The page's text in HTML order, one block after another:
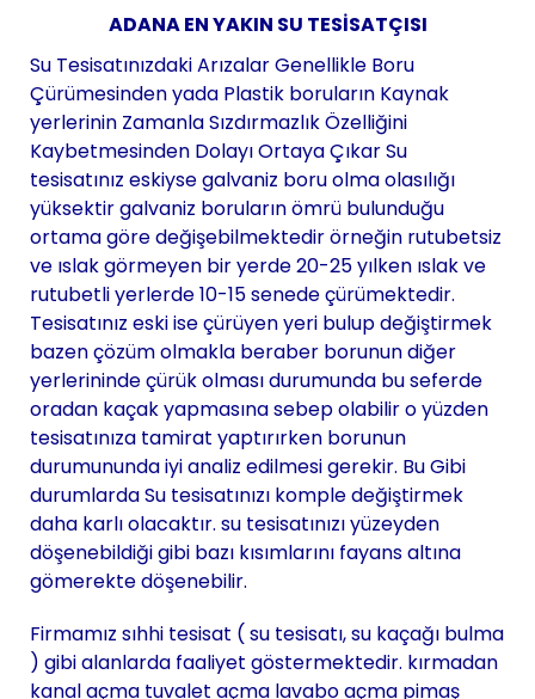
ADANA EN YAKIN SU TESİSATÇISI
Su Tesisatınızdaki Arızalar Genellikle Boru
Çürümesinden yada Plastik boruların Kaynak
yerlerinin Zamanla Sızdırmazlık Özelliğini
Kaybetmesinden Dolayı Ortaya Çıkar Su
tesisatınız eskiyse galvaniz boru olma olasılığı
yüksektir galvaniz boruların ömrü bulunduğu
ortama göre değişebilmektedir örneğin rutubetsiz
ve ıslak görmeyen bir yerde 20-25 yılken ıslak ve
rutubetli yerlerde 10-15 senede çürümektedir.
Tesisatınız eski ise çürüyen yeri bulup değiştirmek
bazen çözüm olmakla beraber borunun diğer
yerlerininde çürük olması durumunda bu seferde
oradan kaçak yapmasına sebep olabilir o yüzden
tesisatınıza tamirat yaptırırken borunun
durumununda iyi analiz edilmesi gerekir. Bu Gibi
durumlarda Su tesisatınızı komple değiştirmek
daha karlı olacaktır. su tesisatınızı yüzeyden
döşenebildiği gibi bazı kısımlarını fayans altına
gömerekte döşenebilir.
Firmamız sıhhi tesisat ( su tesisatı, su kaçağı bulma
) gibi alanlarda faaliyet göstermektedir. kırmadan
kanal açma tuvalet açma lavabo açma pimaş